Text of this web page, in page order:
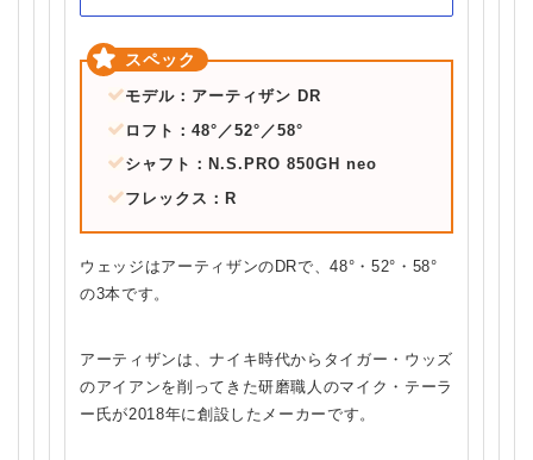
モデル：アーティザン DR
ロフト：48°／52°／58°
シャフト：N.S.PRO 850GH neo
フレックス：R
ウェッジはアーティザンのDRで、48°・52°・58°
の3本です。
アーティザンは、ナイキ時代からタイガー・ウッズ
のアイアンを削ってきた研磨職人のマイク・テーラ
ー氏が2018年に創設したメーカーです。